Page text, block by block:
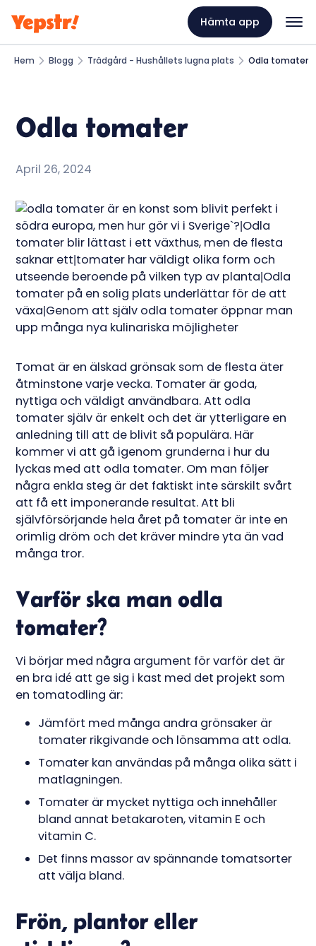
Hämta app
Hem Blogg Trädgård - Hushållets lugna plats Odla tomater
Odla tomater
April 26, 2024
Tomat är en älskad grönsak som de flesta äter
åtminstone varje vecka. Tomater är goda,
nyttiga och väldigt användbara. Att odla
tomater själv är enkelt och det är ytterligare en
anledning till att de blivit så populära. Här
kommer vi att gå igenom grunderna i hur du
lyckas med att odla tomater. Om man följer
några enkla steg är det faktiskt inte särskilt svårt
att få ett imponerande resultat. Att bli
självförsörjande hela året på tomater är inte en
orimlig dröm och det kräver mindre yta än vad
många tror.
Varför ska man odla
tomater?
Vi börjar med några argument för varför det är
en bra idé att ge sig i kast med det projekt som
en tomatodling är:
Jämfört med många andra grönsaker är
tomater rikgivande och lönsamma att odla.
Tomater kan användas på många olika sätt i
matlagningen.
Tomater är mycket nyttiga och innehåller
bland annat betakaroten, vitamin E och
vitamin C.
Det finns massor av spännande tomatsorter
att välja bland.
Frön, plantor eller